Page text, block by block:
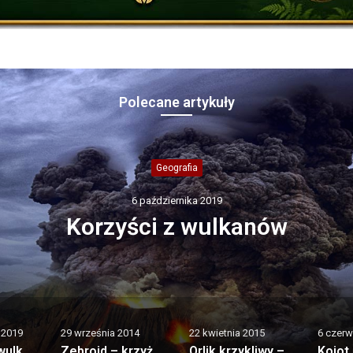
Polecane artykuły
Konie
29 września 2014
– krzyżówka zebry z
22 kwietnia 2015 6 czerwca 2013 22